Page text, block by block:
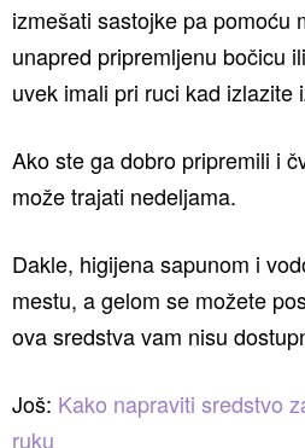
izmešati sastojke pa pomoću
unapred pripremljenu bočicu
uvek imali pri ruci kad izlazite
Ako ste ga dobro pripremili i
može trajati nedeljama.
Dakle, higijena sapunom i
mestu, a gelom se možete
ova sredstva vam nisu
Još: Kako napraviti sredstvo
ruku